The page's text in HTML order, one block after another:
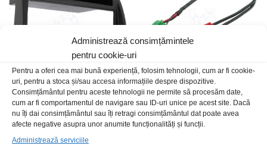
Administrează consimțămintele
pentru cookie-uri
Pentru a oferi cea mai bună experiență, folosim tehnologii, cum ar fi cookie-
uri, pentru a stoca și/sau accesa informațiile despre dispozitive.
Consimțământul pentru aceste tehnologii ne permite să procesăm date,
cum ar fi comportamentul de navigare sau ID-uri unice pe acest site. Dacă
nu îți dai consimțământul sau îți retragi consimțământul dat poate avea
afecte negative asupra unor anumite funcționalități și funcții.
Administrează serviciile
Rama cas Toyota Corolla 02+
1DIN
lei
Conect ISO mini Verde-2RCA
m-m aux in Renault
25,00 lei /Buc